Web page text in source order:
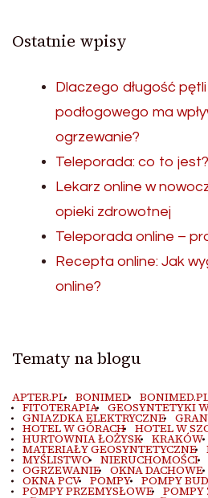
Ostatnie wpisy
Dlaczego długość
podłogowego ma
ogrzewanie?
Teleporada: co to jest?
Lekarz online w
opieki zdrowotnej
Teleporada online –
Recepta online: Jak
online?
Tematy na blogu
APTER.PL BONIMED
FITOTERAPIA GEOSYNTETYKI
GNIAZDKA ELEKTRYCZNE
HOTEL W GÓRACH HOTEL W
HURTOWNIA ŁOŻYSK KRAKÓW
MATERIAŁY GEOSYNTETYCZNE
MYŚLISTWO NIERUCHOMOŚCI
OGRZEWANIE OKNA DACHOWE
OKNA PCV POMPY POMPY
POMPY PRZEMYSŁOWE POMPY